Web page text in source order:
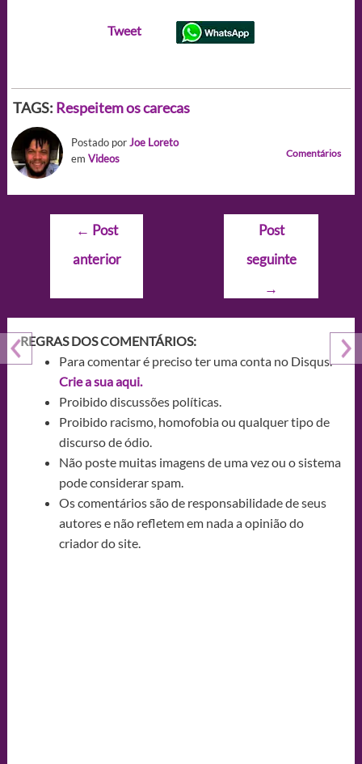
Tweet
TAGS: Respeitem os carecas
Postado porJoe Loreto
em Videos Comentários
Navegação
Post
← Post
anterior
Post
seguinte
→
REGRAS DOS COMENTÁRIOS:
Para comentar é preciso ter uma conta no Disqus.
Crie a sua aqui.
Proibido discussões políticas.
Proibido racismo, homofobia ou qualquer tipo de
discurso de ódio.
Não poste muitas imagens de uma vez ou o sistema
pode considerar spam.
Os comentários são de responsabilidade de seus
autores e não refletem em nada a opinião do
criador do site.